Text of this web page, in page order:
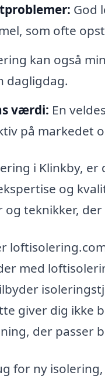
God
som ofte
kan også
dagligdag.
værdi: En
på markedet
i Klinkby,
og
teknikker,
med
giver dig ikke
der passer
for ny